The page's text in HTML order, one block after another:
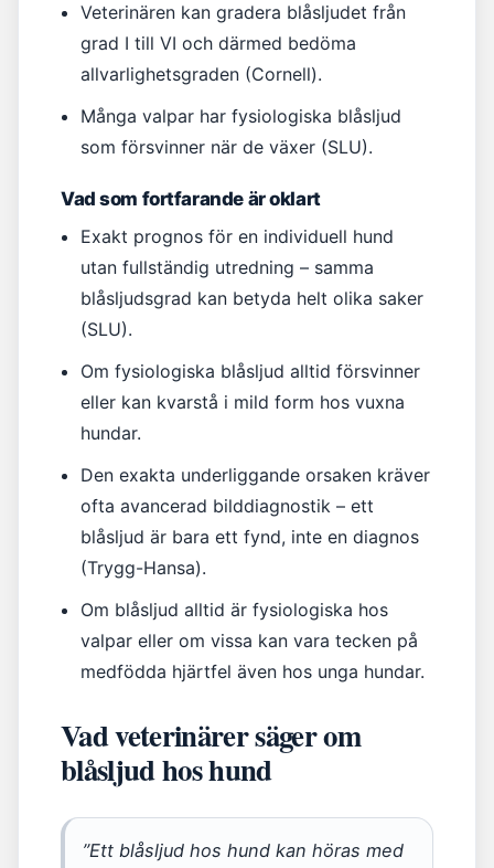
Veterinären kan gradera blåsljudet från
grad I till VI och därmed bedöma
allvarlighetsgraden (Cornell).
Många valpar har fysiologiska blåsljud
som försvinner när de växer (SLU).
Vad som fortfarande är oklart
Exakt prognos för en individuell hund
utan fullständig utredning – samma
blåsljudsgrad kan betyda helt olika saker
(SLU).
Om fysiologiska blåsljud alltid försvinner
eller kan kvarstå i mild form hos vuxna
hundar.
Den exakta underliggande orsaken kräver
ofta avancerad bilddiagnostik – ett
blåsljud är bara ett fynd, inte en diagnos
(Trygg-Hansa).
Om blåsljud alltid är fysiologiska hos
valpar eller om vissa kan vara tecken på
medfödda hjärtfel även hos unga hundar.
Vad veterinärer säger om
blåsljud hos hund
”Ett blåsljud hos hund kan höras med